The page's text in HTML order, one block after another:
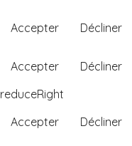
Accepter Décliner
Accepter Décliner
reduceRight
Accepter
Décliner